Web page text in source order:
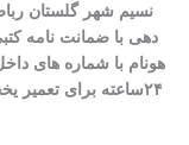
نسیم شهر گلستان
دهی با ضمانت نامه
هونام با شماره های
۲۴ساعته برای